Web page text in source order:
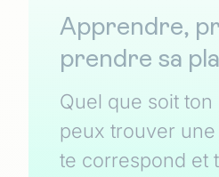
Apprendre,
prendre sa
Quel que soit ton
peux trouver
te correspond et